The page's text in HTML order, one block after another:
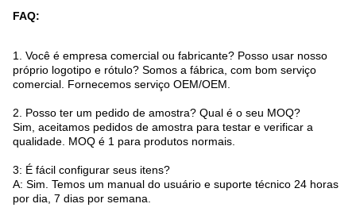
FAQ:
1. Você é empresa comercial ou fabricante? Posso usar nosso
próprio logotipo e rótulo? Somos a fábrica, com bom serviço
comercial. Fornecemos serviço OEM/OEM.
2. Posso ter um pedido de amostra? Qual é o seu MOQ?
Sim, aceitamos pedidos de amostra para testar e verificar a
qualidade. MOQ é 1 para produtos normais.
3: É fácil configurar seus itens?
A: Sim. Temos um manual do usuário e suporte técnico 24 horas
por dia, 7 dias por semana.